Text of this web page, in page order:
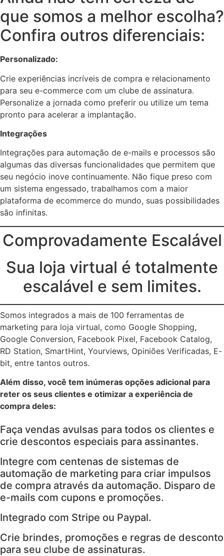
que somos a melhor escolha?
Confira outros diferenciais:
Personalizado:
Crie experiências incríveis de compra e relacionamento
para seu e-commerce com um clube de assinatura.
Personalize a jornada como preferir ou utilize um tema
pronto para acelerar a implantação.
Integrações
Integrações para automação de e-mails e processos são
algumas das diversas funcionalidades que permitem que
seu negócio inove continuamente. Não fique preso com
um sistema engessado, trabalhamos com a maior
plataforma de ecommerce do mundo, suas possibilidades
são infinitas.
Comprovadamente Escalável
Sua loja virtual é totalmente
escalável e sem limites.
Somos integrados a mais de 100 ferramentas de
marketing para loja virtual, como Google Shopping,
Google Conversion, Facebook Pixel, Facebook Catalog,
RD Station, SmartHint, Yourviews, Opiniões Verificadas, E-
bit, entre tantos outros.
Além disso, você tem inúmeras opções adicional para
reter os seus clientes e otimizar a experiência de
compra deles:
Faça vendas avulsas para todos os clientes e
crie descontos especiais para assinantes.
Integre com centenas de sistemas de
automação de marketing para criar impulsos
de compra através da automação. Disparo de
e-mails com cupons e promoções.
Integrado com Stripe ou Paypal.
Crie brindes, promoções e regras de desconto
para seu clube de assinaturas.